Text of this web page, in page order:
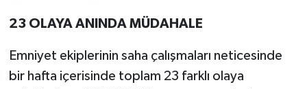
23 OLAYA ANINDA MÜDAHALE
Emniyet ekiplerinin saha çalışmaları neticesinde
bir hafta içerisinde toplam 23 farklı olaya